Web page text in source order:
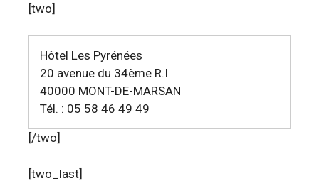
[two]
Hôtel Les Pyrénées
20 avenue du 34ème R.I
40000 MONT-DE-MARSAN
Tél. : 05 58 46 49 49
[/two]
[two_last]